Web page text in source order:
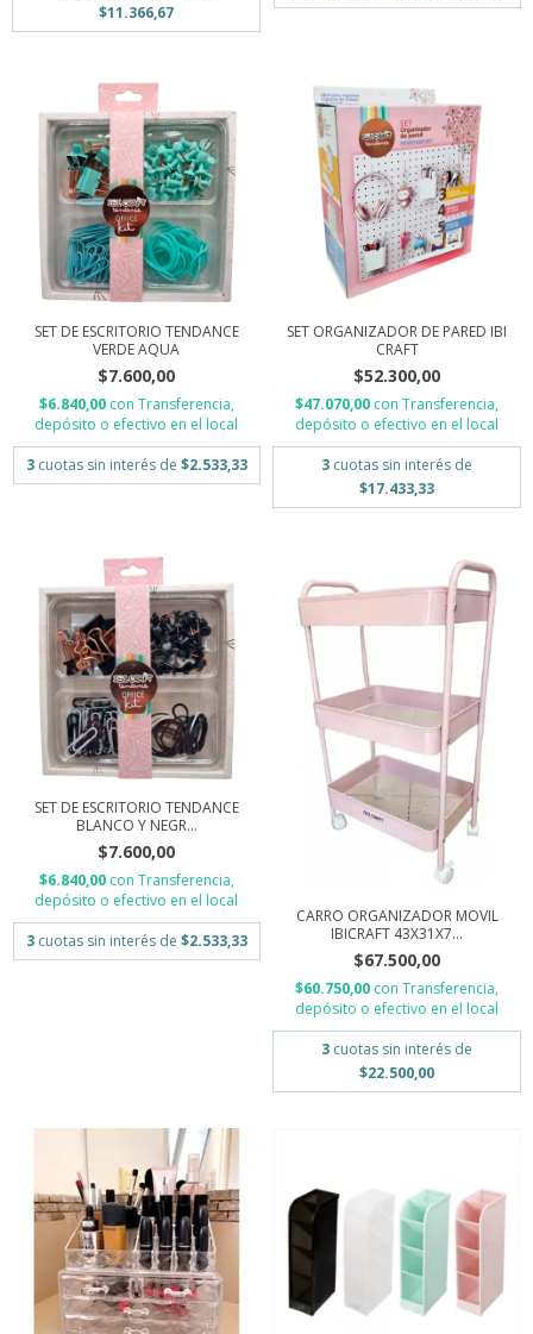
$11.366,67
SET DE ESCRITORIO TENDANCE
VERDE AQUA
$7.600,00
$6.840,00 con Transferencia,
depósito o efectivo en el local
3 cuotas sin interés de $2.533,33
SET ORGANIZADOR DE PARED IBI
CRAFT
$52.300,00
$47.070,00 con Transferencia,
depósito o efectivo en el local
3 cuotas sin interés de
$17.433,33
SET DE ESCRITORIO TENDANCE
BLANCO Y NEGR...
$7.600,00
$6.840,00 con Transferencia,
depósito o efectivo en el local
3 cuotas sin interés de $2.533,33
CARRO ORGANIZADOR MOVIL
IBICRAFT 43X31X7...
$67.500,00
$60.750,00 con Transferencia,
depósito o efectivo en el local
3 cuotas sin interés de
$22.500,00